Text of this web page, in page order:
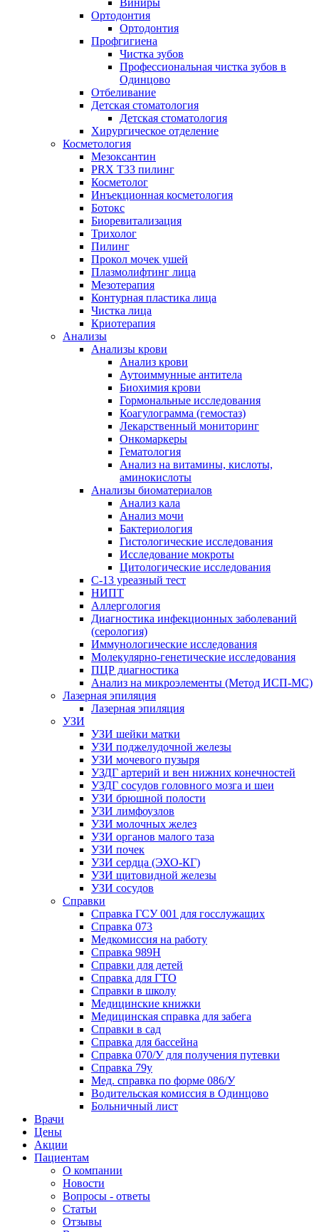
Виниры
Ортодонтия
Ортодонтия
Профгигиена
Чистка зубов
Профессиональная чистка зубов в
Одинцово
Отбеливание
Детская стоматология
Детская стоматология
Хирургическое отделение
Косметология
Мезоксантин
PRX T33 пилинг
Косметолог
Инъекционная косметология
Ботокс
Биоревитализация
Трихолог
Пилинг
Прокол мочек ушей
Плазмолифтинг лица
Мезотерапия
Контурная пластика лица
Чистка лица
Криотерапия
Анализы
Анализы крови
Анализ крови
Аутоиммунные антитела
Биохимия крови
Гормональные исследования
Коагулограмма (гемостаз)
Лекарственный мониторинг
Онкомаркеры
Гематология
Анализ на витамины, кислоты,
аминокислоты
Анализы биоматериалов
Анализ кала
Анализ мочи
Бактериология
Гистологические исследования
Исследование мокроты
Цитологические исследования
С-13 уреазный тест
НИПТ
Аллергология
Диагностика инфекционных заболеваний
(серология)
Иммунологические исследования
Молекулярно-генетические исследования
ПЦР диагностика
Анализ на микроэлементы (Метод ИСП-МС)
Лазерная эпиляция
Лазерная эпиляция
УЗИ
УЗИ шейки матки
УЗИ поджелудочной железы
УЗИ мочевого пузыря
УЗДГ артерий и вен нижних конечностей
УЗДГ сосудов головного мозга и шеи
УЗИ брюшной полости
УЗИ лимфоузлов
УЗИ молочных желез
УЗИ органов малого таза
УЗИ почек
УЗИ сердца (ЭХО-КГ)
УЗИ щитовидной железы
УЗИ сосудов
Справки
Справка ГСУ 001 для госслужащих
Справка 073
Медкомиссия на работу
Справка 989Н
Справки для детей
Справка для ГТО
Справки в школу
Медицинские книжки
Медицинская справка для забега
Справки в сад
Справка для бассейна
Справка 070/У для получения путевки
Справка 79у
Мед. справка по форме 086/У
Водительская комиссия в Одинцово
Больничный лист
Врачи
Цены
Акции
Пациентам
О компании
Новости
Вопросы - ответы
Статьи
Отзывы